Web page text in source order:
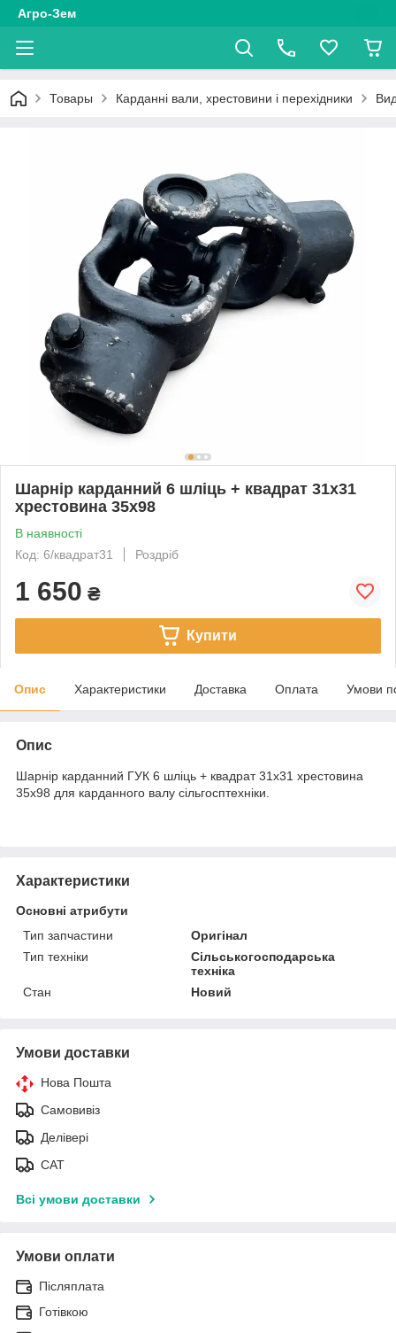
Агро-Зем
Товары Карданні вали, хрестовини і перехідники
Шарнір карданний 6 шліць + квадрат 31х31
хрестовина 35х98
В наявності
Код: 6/квадрат31
Роздріб
1 650 ₴
Купити
Опис Характеристики Доставка Оплата Умови
Опис
Шарнір карданний ГУК 6 шліць + квадрат 31х31 хрестовина
35х98 для карданного валу сільгосптехніки.
Характеристики
Основні атрибути
Тип запчастини
Оригінал
Тип техніки
Сільськогосподарська
техніка
Стан
Новий
Умови доставки
Нова Пошта
Самовивіз
Делівері
САТ
Всі умови доставки
Умови оплати
Післяплата
Готівкою